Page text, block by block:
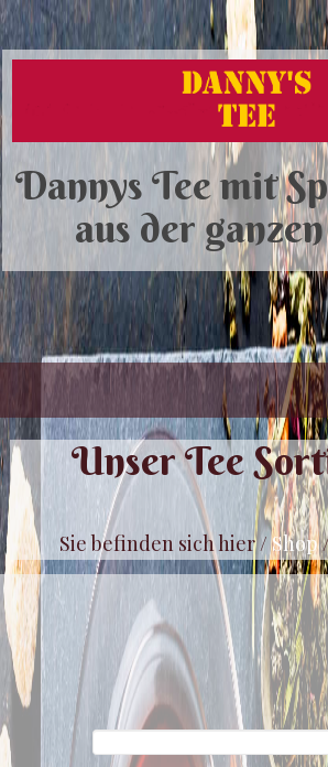
Dannys Tee mit
aus der
Unser Tee
Sie befinden sich hier /Shop